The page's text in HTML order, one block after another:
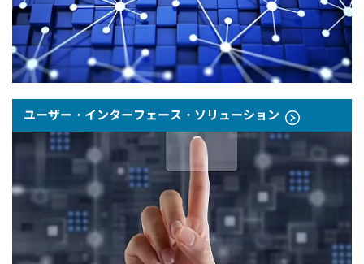
ユーザー・インターフェース・ソリューション